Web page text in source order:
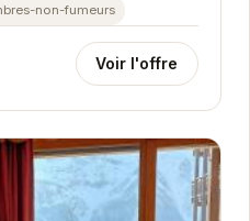
non-fumeurs
Voir l'offre